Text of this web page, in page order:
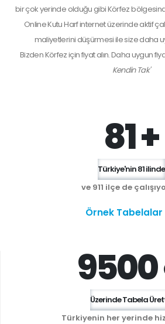
bir çok yerinde olduğu gibi Körfez
Online Kutu Harf internet üzerinde aktif
maliyetlerini düşürmesi ile size daha
BizdenKörfeziçin fiyat alın. Daha uygun
Kendin Tak'
81 +
Türkiye'nin 81 ilinde
ve 911 ilçe de
Örnek Tabelalar
Üzerinde Tabela
Türkiyenin her yerinde